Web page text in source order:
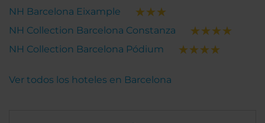
NH Barcelona Eixample
NH Collection Barcelona Constanza
NH Collection Barcelona Pódium
Ver todos los hoteles en Barcelona